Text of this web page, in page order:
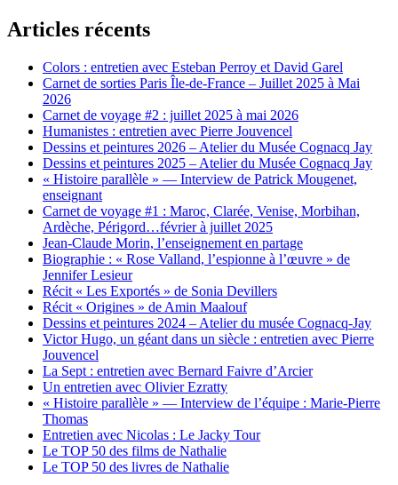
Articles récents
Colors : entretien avec Esteban Perroy et David Garel
Carnet de sorties Paris Île-de-France – Juillet 2025 à Mai
2026
Carnet de voyage #2 : juillet 2025 à mai 2026
Humanistes : entretien avec Pierre Jouvencel
Dessins et peintures 2026 – Atelier du Musée Cognacq Jay
Dessins et peintures 2025 – Atelier du Musée Cognacq Jay
« Histoire parallèle » — Interview de Patrick Mougenet,
enseignant
Carnet de voyage #1 : Maroc, Clarée, Venise, Morbihan,
Ardèche, Périgord…février à juillet 2025
Jean-Claude Morin, l’enseignement en partage
Biographie : « Rose Valland, l’espionne à l’œuvre » de
Jennifer Lesieur
Récit « Les Exportés » de Sonia Devillers
Récit « Origines » de Amin Maalouf
Dessins et peintures 2024 – Atelier du musée Cognacq-Jay
Victor Hugo, un géant dans un siècle : entretien avec Pierre
Jouvencel
La Sept : entretien avec Bernard Faivre d’Arcier
Un entretien avec Olivier Ezratty
« Histoire parallèle » — Interview de l’équipe : Marie-Pierre
Thomas
Entretien avec Nicolas : Le Jacky Tour
Le TOP 50 des films de Nathalie
Le TOP 50 des livres de Nathalie